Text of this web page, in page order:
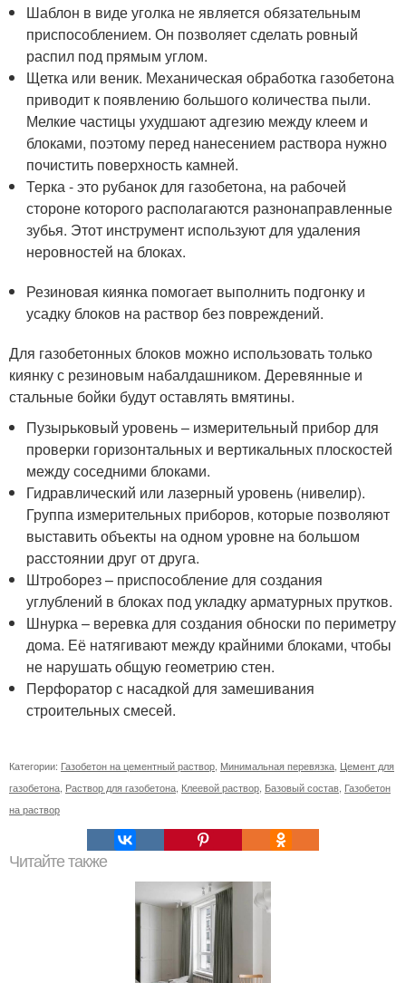
Шаблон в виде уголка не является обязательным
приспособлением. Он позволяет сделать ровный
распил под прямым углом.
Щетка или веник. Механическая обработка газобетона
приводит к появлению большого количества пыли.
Мелкие частицы ухудшают адгезию между клеем и
блоками, поэтому перед нанесением раствора нужно
почистить поверхность камней.
Терка - это рубанок для газобетона, на рабочей
стороне которого располагаются разнонаправленные
зубья. Этот инструмент используют для удаления
неровностей на блоках.
Резиновая киянка помогает выполнить подгонку и
усадку блоков на раствор без повреждений.
Для газобетонных блоков можно использовать только
киянку с резиновым набалдашником. Деревянные и
стальные бойки будут оставлять вмятины.
Пузырьковый уровень – измерительный прибор для
проверки горизонтальных и вертикальных плоскостей
между соседними блоками.
Гидравлический или лазерный уровень (нивелир).
Группа измерительных приборов, которые позволяют
выставить объекты на одном уровне на большом
расстоянии друг от друга.
Штроборез – приспособление для создания
углублений в блоках под укладку арматурных прутков.
Шнурка – веревка для создания обноски по периметру
дома. Её натягивают между крайними блоками, чтобы
не нарушать общую геометрию стен.
Перфоратор с насадкой для замешивания
строительных смесей.
Категории: Газобетон на цементный раствор Минимальная перевязка Цемент для
газобетона Раствор для газобетона Клеевой раствор Базовый состав Газобетон
на раствор
Читайте также